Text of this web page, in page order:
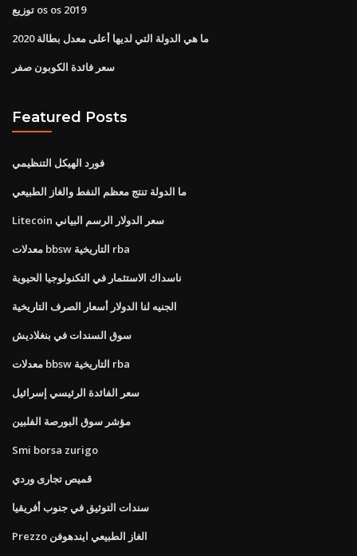
توزيع os os 2019
ما هي الدولة التي لديها أعلى معدل بطالة 2020
سعر فائدة الكوبون صفر
Featured Posts
فورد الهيكل التنظيمي
ما الدولة تنتج معظم النفط والغاز الطبيعي
Litecoin سعر الدولار الرسم البياني
معدلات bbsw التاريخية rba
ناسداك الاستثمار في التكنولوجيا الحيوية
الجنيه لنا الدولار أسعار الصرف التاريخية
سوق السندات في بنغلاديش
معدلات bbsw التاريخية rba
سعر الفائدة الرئيسي إسرائيل
مؤشر سوق البورصة الفلبين
Smi borsa zurigo
قميص تجارى وردي
سندات التوثيق في جنوب أفريقيا
Prezzo الغاز الطبيعي ايندهوفن